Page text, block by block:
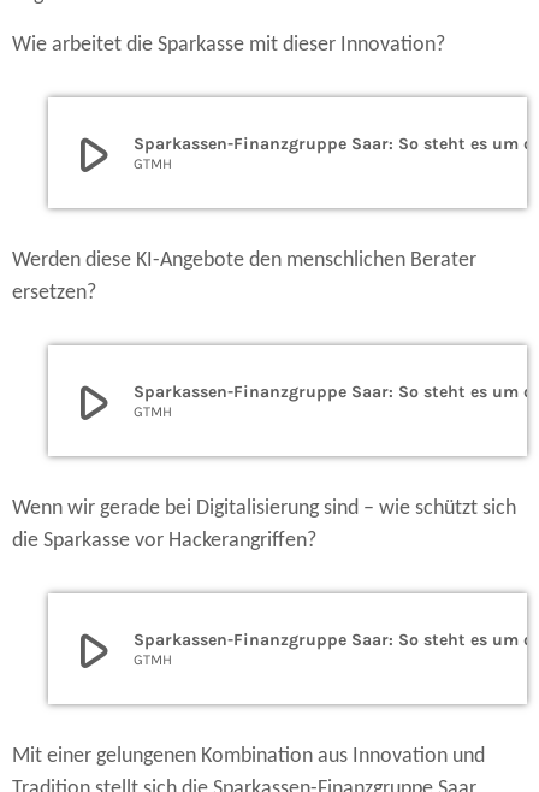
Wie arbeitet die Sparkasse mit dieser Innovation?
play_arrow GTMH
Werden diese KI-Angebote den menschlichen Berater
ersetzen?
play_arrow GTMH
Wenn wir gerade bei Digitalisierung sind – wie schützt sich
die Sparkasse vor Hackerangriffen?
play_arrow GTMH
Mit einer gelungenen Kombination aus Innovation und